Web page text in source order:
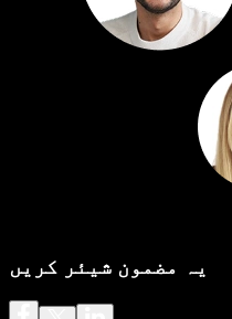
یہ مضمون شیئر کریں